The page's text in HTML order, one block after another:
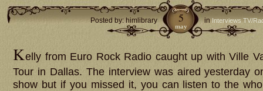
Posted by: himlibrary inInterviews TV/
5
may
Kelly from Euro Rock Radio caught up with Ville
Tour in Dallas. The interview was aired yesterday
show but if you missed it, you can listen to the